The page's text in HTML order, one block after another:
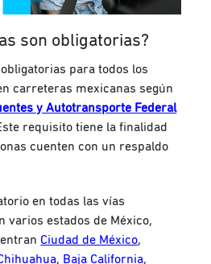
son obligatorias?
para todos los
carreteras mexicanas según
y Autotransporte Federal
requisito tiene la finalidad
cuenten con un respaldo
en todas las vías
varios estados de México,
Ciudad de México,
, Baja California,